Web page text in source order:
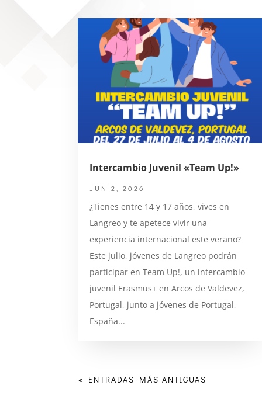
Intercambio Juvenil «Team Up!»
JUN 2, 2026
¿Tienes entre 14 y 17 años, vives en
Langreo y te apetece vivir una
experiencia internacional este verano?
Este julio, jóvenes de Langreo podrán
participar en Team Up!, un intercambio
juvenil Erasmus+ en Arcos de Valdevez,
Portugal, junto a jóvenes de Portugal,
España...
« ENTRADAS MÁS ANTIGUAS